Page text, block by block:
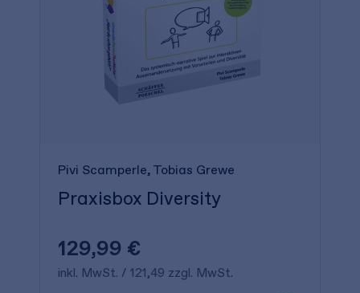
Pivi Scamperle Tobias Grewe
Praxisbox Diversity
129,99 €
inkl. MwSt. / 121,49 zzgl. MwSt.